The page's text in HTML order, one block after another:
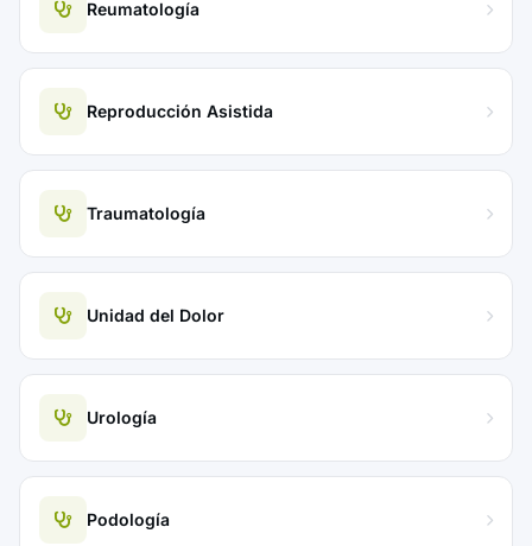
Reumatología
Reproducción Asistida
Traumatología
Unidad del Dolor
Urología
Podología